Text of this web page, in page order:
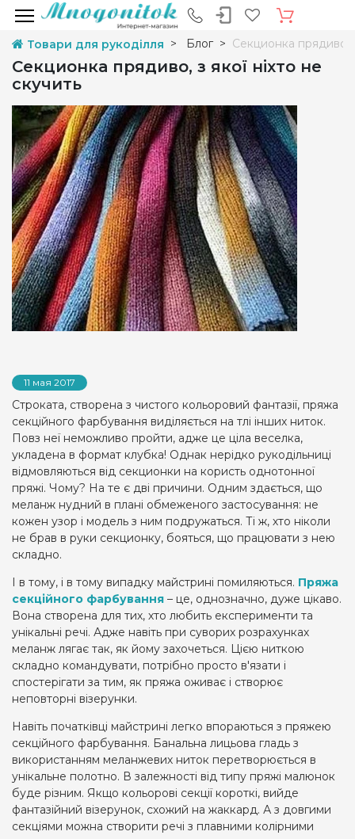
Товари для рукоділля Блог Секционка прядиво,
Секционка прядиво, з якої ніхто не
скучить
11 мая 2017
Строката, створена з чистого кольоровий фантазії, пряжа
секційного фарбування виділяється на тлі інших ниток.
Повз неї неможливо пройти, адже це ціла веселка,
укладена в формат клубка! Однак нерідко рукодільниці
відмовляються від секционки на користь однотонної
пряжі. Чому? На те є дві причини. Одним здається, що
меланж нудний в плані обмеженого застосування: не
кожен узор і модель з ним подружаться. Ті ж, хто ніколи
не брав в руки секционку, бояться, що працювати з нею
складно.
І в тому, і в тому випадку майстрині помиляються. Пряжа
секційного фарбування – це, однозначно, дуже цікаво.
Вона створена для тих, хто любить експерименти та
унікальні речі. Адже навіть при суворих розрахунках
меланж лягає так, як йому захочеться. Цією ниткою
складно командувати, потрібно просто в'язати і
спостерігати за тим, як пряжа оживає і створює
неповторні візерунки.
Навіть початківці майстрині легко впораються з пряжею
секційного фарбування. Банальна лицьова гладь з
використанням меланжевих ниток перетворюється в
унікальне полотно. В залежності від типу пряжі малюнок
буде різним. Якщо кольорові секції короткі, вийде
фантазійний візерунок, схожий на жаккард. А з довгими
секціями можна створити речі з плавними колірними